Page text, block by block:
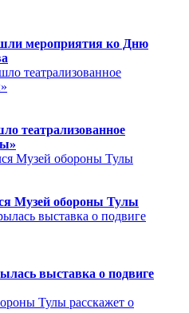
мероприятия ко Дню
театрализованное
Музей обороны Тулы
выставка о подвиге